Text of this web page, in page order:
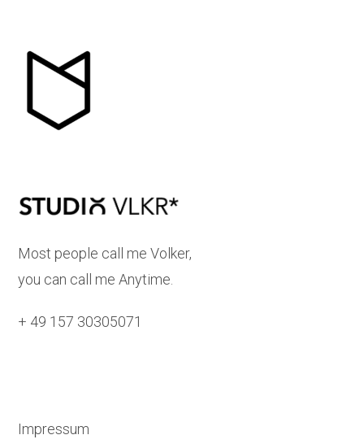
Most people call me Volker,
you can call me Anytime.
+ 49 157 30305071
Impressum